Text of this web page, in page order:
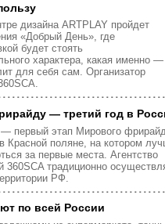
дизайна ARTPLAY пройдет
«Добрый День», где
будет стоять
характера, какая именно —
для себя сам. Организатор
— третий год в
первый этап Мирового
Красной поляне, на котором
за первые места. Агентство
360SCA традиционно
РФ.
по всей России